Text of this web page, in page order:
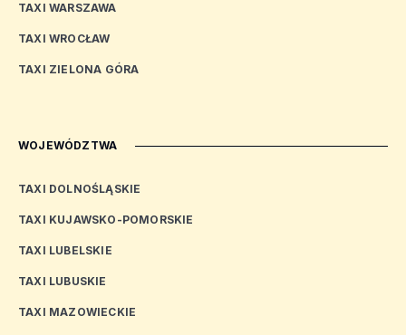
TAXI WARSZAWA
TAXI WROCŁAW
TAXI ZIELONA GÓRA
WOJEWÓDZTWA
TAXI DOLNOŚLĄSKIE
TAXI KUJAWSKO-POMORSKIE
TAXI LUBELSKIE
TAXI LUBUSKIE
TAXI MAZOWIECKIE